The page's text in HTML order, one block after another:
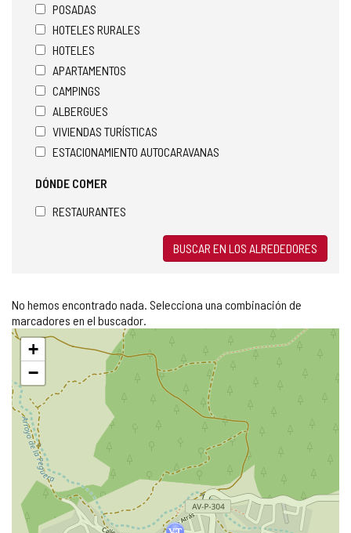
POSADAS
HOTELES RURALES
HOTELES
APARTAMENTOS
CAMPINGS
ALBERGUES
VIVIENDAS TURÍSTICAS
ESTACIONAMIENTO AUTOCARAVANAS
DÓNDE COMER
RESTAURANTES
BUSCAR EN LOS ALREDEDORES
No hemos encontrado nada. Selecciona una combinación de
marcadores en el buscador.
Saltar
mapa
+
−